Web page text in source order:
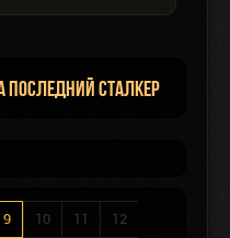
Сталкер
9 10 11 12